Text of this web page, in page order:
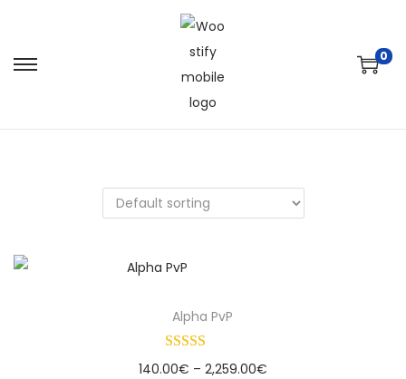
0
Alpha PvP
140.00€ – 2,259.00€